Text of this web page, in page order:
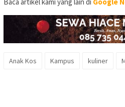
Baca artikel kami yang lain di Google
Anak Kos Kampus kuliner